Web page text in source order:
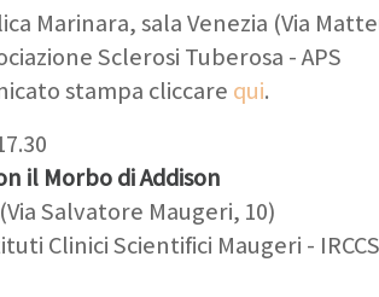
Marinara, sala Venezia (Via
Sclerosi Tuberosa - APS
stampa cliccare qui.
il Morbo di Addison
Salvatore Maugeri, 10)
Clinici Scientifici Maugeri -